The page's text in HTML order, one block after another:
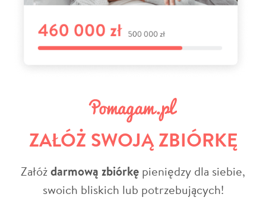
ZAŁÓŻ SWOJĄ ZBIÓRKĘ
Załóżdarmową zbiórkę pieniędzy dla siebie,
swoich bliskich lub potrzebujących!